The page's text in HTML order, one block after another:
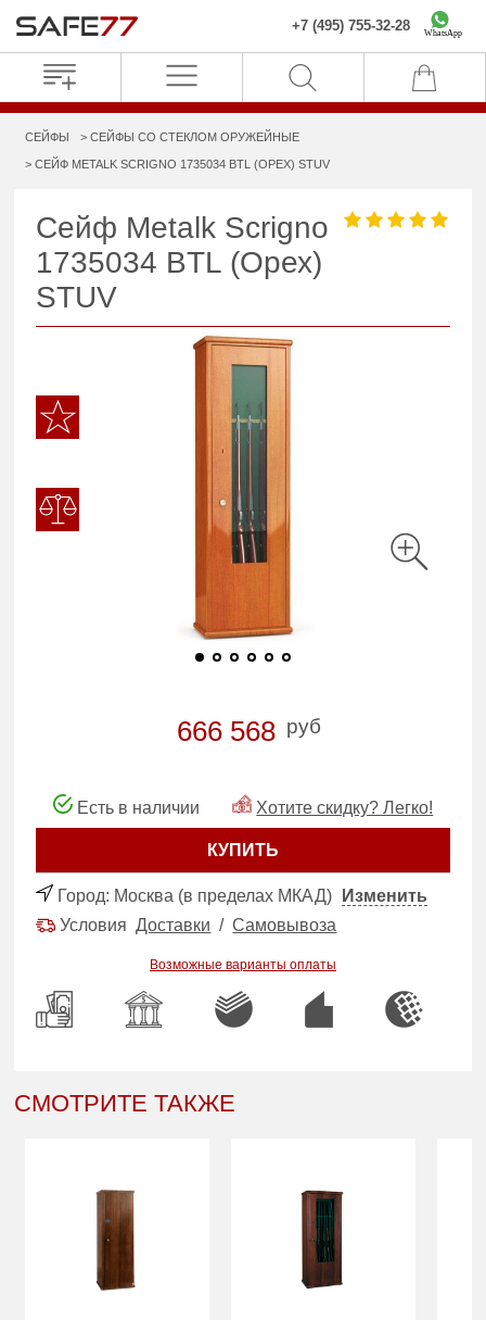
+7 (495) 755-32-28 WhatsApp
СЕЙФЫ СЕЙФЫ СО СТЕКЛОМ ОРУЖЕЙНЫЕ
СЕЙФ METALK SCRIGNO 1735034 BTL (ОРЕХ) STUV
Сейф Metalk Scrigno
1735034 BTL (Орех)
STUV
666 568 руб
Есть в наличии Хотите скидку? Легко!
КУПИТЬ
Город: Москва (в пределах МКАД)
Изменить
УсловияДоставки /Самовывоза
Возможные варианты оплаты
СМОТРИТЕ ТАКЖЕ